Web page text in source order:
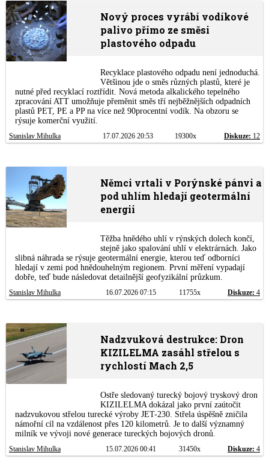
Nový proces vyrábí vodíkové
palivo přímo ze směsi
plastového odpadu
Recyklace plastového odpadu není jednoduchá.
Většinou jde o směs různých plastů, které je
nutné před recyklací roztřídit. Nová metoda alkalického tepelného
zpracování ATT umožňuje přeměnit směs tří nejběžnějších odpadních
plastů PET, PE a PP na více než 90procentní vodík. Na obzoru se
rýsuje komerční využití.
Stanislav Mihulka 17.07.2026 20:53 19300x Diskuze: 12
Němci vrtali v Porýnské pánvi a
pod uhlím hledají geotermální
energii
Těžba hnědého uhlí v rýnských dolech končí,
stejně jako spalování uhlí v elektrárnách. Jako
slibná náhrada se rýsuje geotermální energie, kterou teď odborníci
hledají v zemi pod hnědouhelným regionem. První měření vypadají
dobře, teď bude následovat detailnější geofyzikální průzkum.
Stanislav Mihulka 16.07.2026 07:15 11755x Diskuze: 4
Nadzvuková destrukce: Dron
KIZILELMA zasáhl střelou s
rychlostí Mach 2,5
Ostře sledovaný turecký bojový tryskový dron
KIZILELMA dokázal jako první zaútočit
nadzvukovou střelou turecké výroby JET-230. Střela úspěšně zničila
námořní cíl na vzdálenost přes 120 kilometrů. Je to další významný
milník ve vývoji nové generace tureckých bojových dronů.
Stanislav Mihulka 15.07.2026 00:41 31450x Diskuze: 4